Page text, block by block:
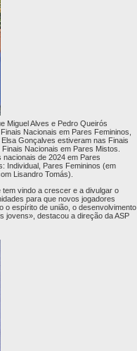
Miguel Alves e Pedro Queirós
Nacionais em Pares Femininos,
Gonçalves estiveram nas Finais
Nacionais em Pares Mistos.
de 2024 em Pares
Individual, Pares Femininos (em
Lisandro Tomás).
vindo a crescer e a divulgar o
para que novos jogadores
o espírito de união, o desenvolvimento
jovens», destacou a direção da ASP